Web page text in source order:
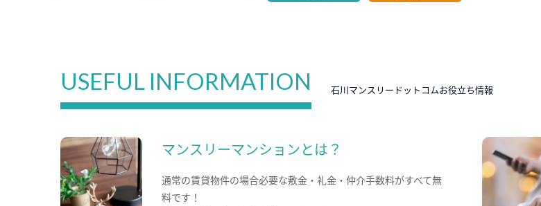
USEFUL INFORMATION 石川マンスリードットコムお役立ち情報
マンスリーマンションとは？
通常の賃貸物件の場合必要な敷金・礼金・仲介手数料がすべて無
料です！